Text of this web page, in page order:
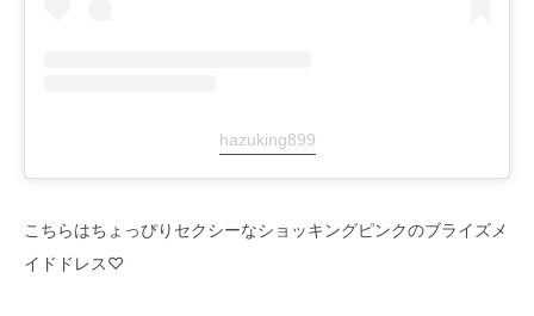
hazuking899
こちらはちょっぴりセクシーなショッキングピンクのブライズメ
イドドレス♡